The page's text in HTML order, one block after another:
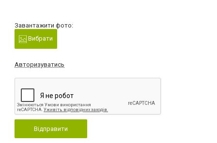
Завантажити фото:
Вибрати
Авторизуватись
Відправити